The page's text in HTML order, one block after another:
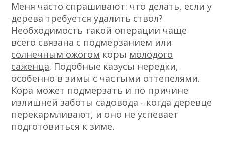
Меня часто спрашивают: что делать, если у
дерева требуется удалить ствол?
Необходимость такой операции чаще
всего связана с подмерзанием или
солнечным ожогом коры молодого
саженца. Подобные казусы нередки,
особенно в зимы с частыми оттепелями.
Кора может подмерзать и по причине
излишней заботы садовода - когда деревце
перекармливают, и оно не успевает
подготовиться к зиме.